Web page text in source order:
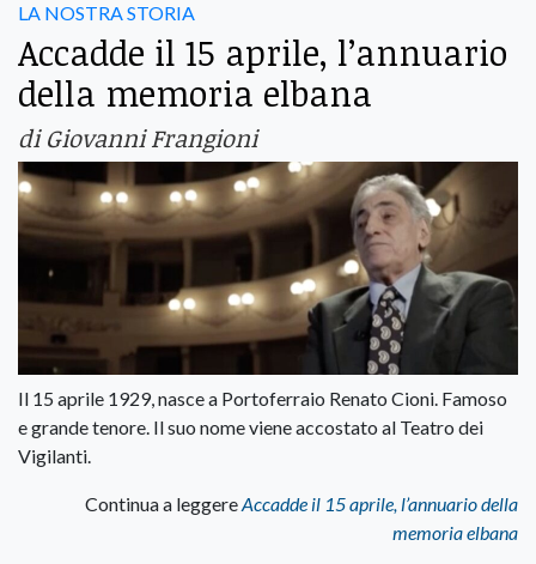
LA NOSTRA STORIA
Accadde il 15 aprile, l’annuario
della memoria elbana
di Giovanni Frangioni
Il 15 aprile 1929, nasce a Portoferraio Renato Cioni. Famoso
e grande tenore. Il suo nome viene accostato al Teatro dei
Vigilanti.
Continua a leggereAccadde il 15 aprile, l’annuario della
memoria elbana